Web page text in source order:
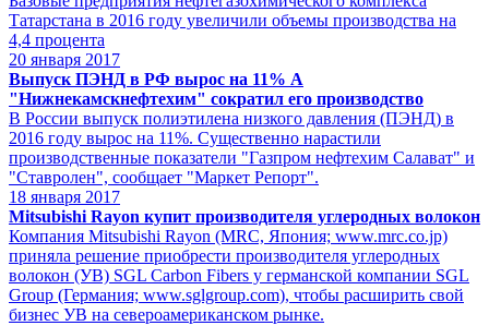
Татарстана в 2016 году увеличили объемы производства на
4,4 процента
20 января 2017
Выпуск ПЭНД в РФ вырос на 11% А
"Нижнекамскнефтехим" сократил его производство
В России выпуск полиэтилена низкого давления (ПЭНД) в
2016 году вырос на 11%. Существенно нарастили
производственные показатели "Газпром нефтехим Салават" и
"Ставролен", сообщает "Маркет Репорт".
18 января 2017
Mitsubishi Rayon купит производителя углеродных волокон
Компания Mitsubishi Rayon (MRC, Япония; www.mrc.co.jp)
приняла решение приобрести производителя углеродных
волокон (УВ) SGL Carbon Fibers у германской компании SGL
Group (Германия; www.sglgroup.com), чтобы расширить свой
бизнес УВ на североамериканском рынке.